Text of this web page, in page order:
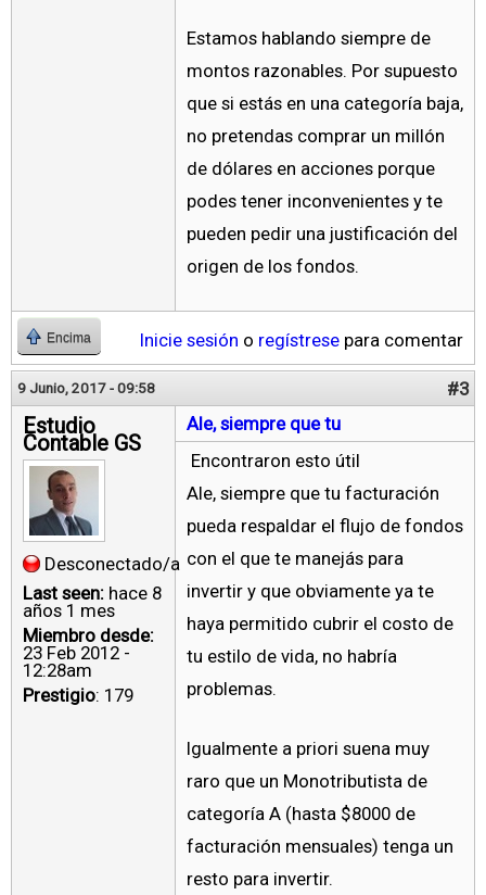
Estamos hablando siempre de
montos razonables. Por supuesto
que si estás en una categoría baja,
no pretendas comprar un millón
de dólares en acciones porque
podes tener inconvenientes y te
pueden pedir una justificación del
origen de los fondos.
Encima Inicie sesión o regístrese para comentar
9 Junio, 2017 - 09:58 #3
Estudio
Contable GS
Desconectado/a
Last seen: hace 8
años 1 mes
Miembro desde:
23 Feb 2012 -
12:28am
Prestigio: 179
Ale, siempre que tu
Encontraron esto útil
Ale, siempre que tu facturación
pueda respaldar el flujo de fondos
con el que te manejás para
invertir y que obviamente ya te
haya permitido cubrir el costo de
tu estilo de vida, no habría
problemas.
Igualmente a priori suena muy
raro que un Monotributista de
categoría A (hasta $8000 de
facturación mensuales) tenga un
resto para invertir.